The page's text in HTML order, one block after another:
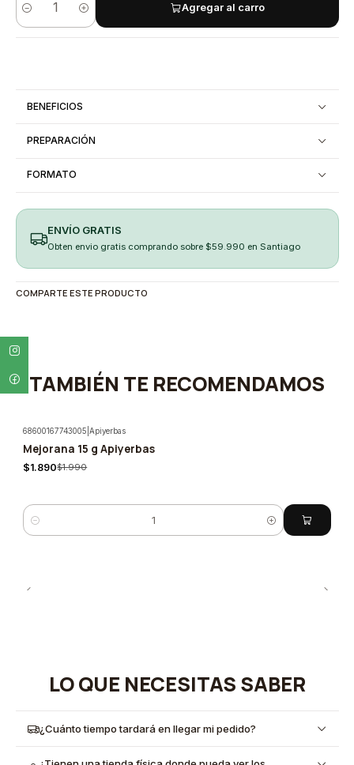
Cantidad
Agregar al carro
BENEFICIOS
PREPARACIÓN
FORMATO
ENVÍO GRATIS
Obten envio gratis comprando sobre $59.990 en Santiago
COMPARTE ESTE PRODUCTO
TAMBIÉN TE RECOMENDAMOS
-5%
68600167743005 |Apiyerbas
Mejorana 15 g Apiyerbas
$1.890$1.990
Cantidad
LO QUE NECESITAS SABER
¿Cuánto tiempo tardará en llegar mi pedido?